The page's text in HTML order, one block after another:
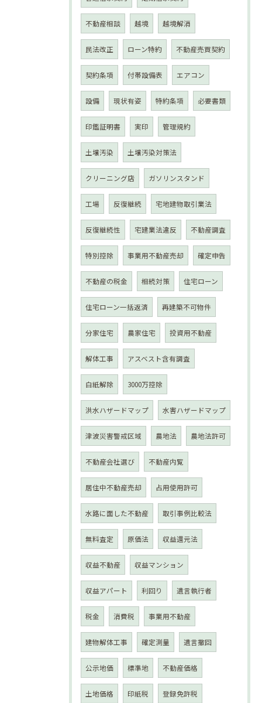
不動産相談 越境 越境解消
民法改正 ローン特約 不動産売買契約
契約条項 付帯設備表 エアコン
設備 現状有姿 特約条項 必要書類
印鑑証明書 実印 管理規約
土壌汚染 土壌汚染対策法
クリーニング店 ガソリンスタンド
工場 反復継続 宅地建物取引業法
反復継続性 宅建業法違反 不動産調査
特別控除 事業用不動産売却 確定申告
不動産の税金 相続対策 住宅ローン
住宅ローン一括返済 再建築不可物件
分家住宅 農家住宅 投資用不動産
解体工事 アスベスト含有調査
白紙解除 3000万控除
洪水ハザードマップ 水害ハザードマップ
津波災害警戒区域 農地法 農地法許可
不動産会社選び 不動産内覧
居住中不動産売却 占用使用許可
水路に面した不動産 取引事例比較法
無料査定 原価法 収益還元法
収益不動産 収益マンション
収益アパート 利回り 遺言執行者
税金 消費税 事業用不動産
建物解体工事 確定測量 遺言撤回
公示地価 標準地 不動産価格
土地価格 印紙税 登録免許税